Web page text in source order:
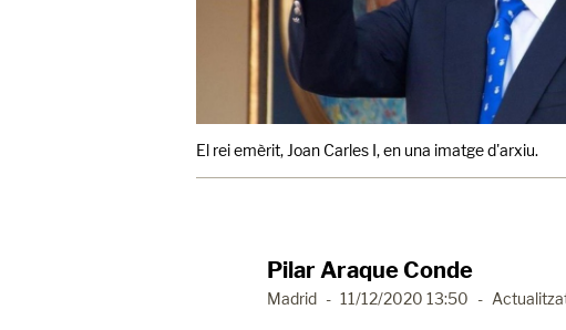
El rei emèrit, Joan Carles I, en una imatge d'arxiu.
Pilar Araque Conde
Madrid - 11/12/2020 13:50 -